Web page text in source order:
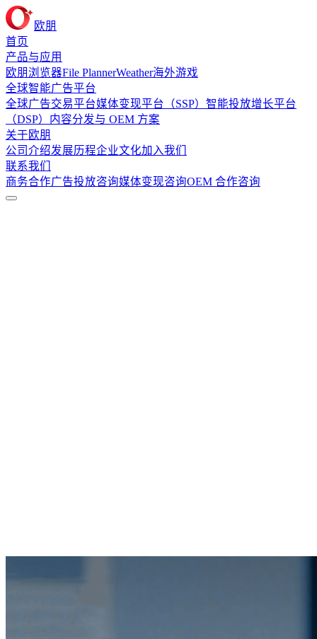
欧朋
首页
产品与应用
欧朋浏览器File PlannerWeather海外游戏
全球智能广告平台
全球广告交易平台媒体变现平台（SSP） 智能投放增长平台
（DSP） 内容分发与 OEM 方案
关于欧朋
公司介绍发展历程企业文化加入我们
联系我们
商务合作广告投放咨询媒体变现咨询OEM 合作咨询
0+